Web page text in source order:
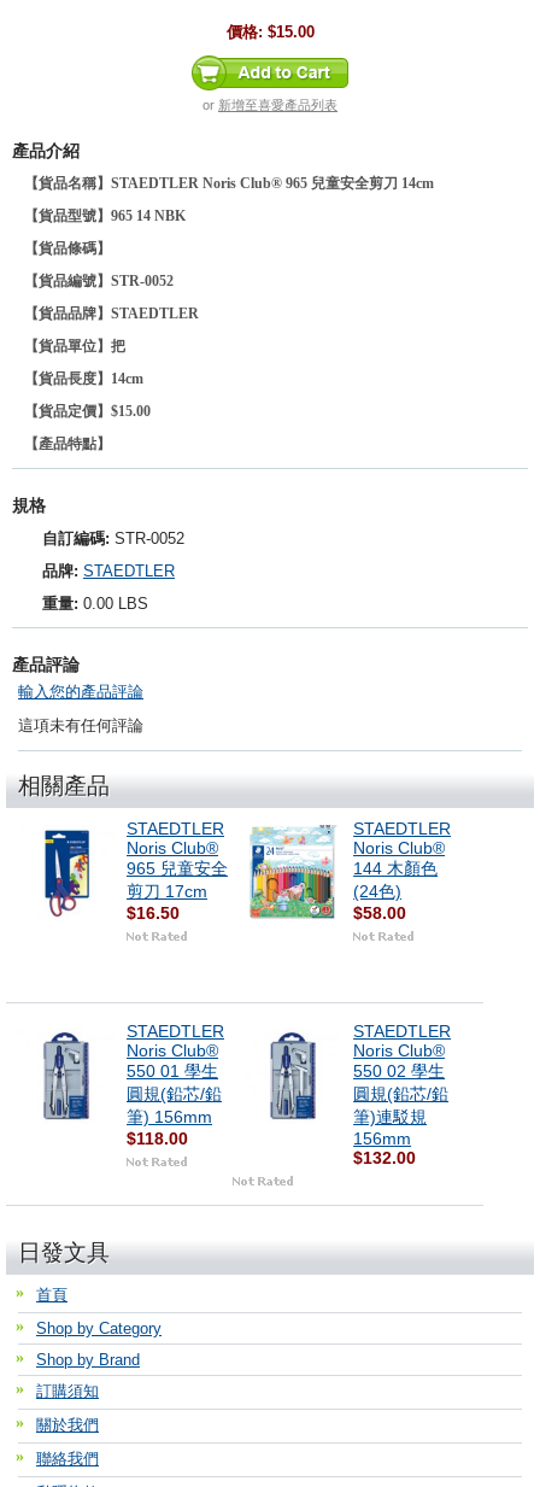
價格: $15.00
or 新增至喜愛產品列表
產品介紹
【貨品名稱】STAEDTLER Noris Club® 965 兒童安全剪刀 14cm
【貨品型號】965 14 NBK
【貨品條碼】
【貨品編號】STR-0052
【貨品品牌】 STAEDTLER
【貨品單位】把
【貨品長度】14cm
【貨品定價】$15.00
【產品特點】
規格
自訂編碼: STR-0052
品牌: STAEDTLER
重量: 0.00 LBS
產品評論
輸入您的產品評論
這項未有任何評論
相關產品
STAEDTLER
Noris Club®
965 兒童安全
剪刀 17cm
$16.50
STAEDTLER
Noris Club®
144 木顏色
(24色)
$58.00
STAEDTLER
Noris Club®
550 01 學生
圓規(鉛芯/鉛
筆) 156mm
$118.00
STAEDTLER
Noris Club®
550 02 學生
圓規(鉛芯/鉛
筆)連駁規
156mm
$132.00
日發文具
首頁
Shop by Category
Shop by Brand
訂購須知
關於我們
聯絡我們